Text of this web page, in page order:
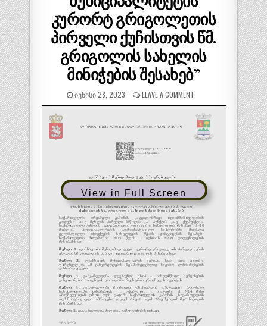
კურორტ გრიგოლეთის
პირველი ქუჩისთვის წმ.
გრიგოლის სახელის
მინიჭების შესახებ”
ᲘᲕᲜᲘᲡᲘ 28, 2023 LEAVE A COMMENT
View in Full Screen